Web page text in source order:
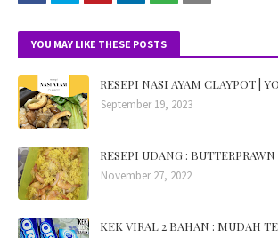
YOU MAY LIKE THESE POSTS
RESEPI NASI AYAM CLAYPOT |
September 19, 2023
RESEPI UDANG :
November 27, 2022
KEK VIRAL 2 BAHAN : MUDAH